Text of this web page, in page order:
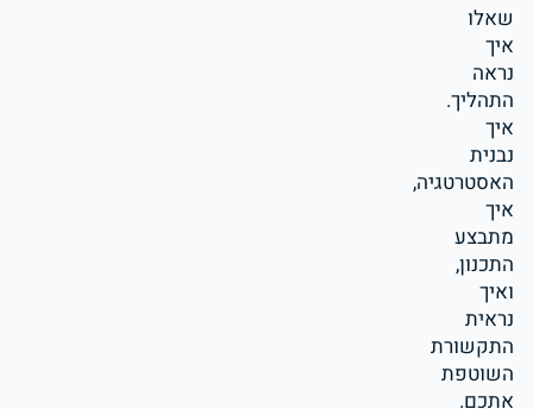
שאלו
איך
נראה
התהליך.
איך
נבנית
האסטרטגיה,
איך
מתבצע
התכנון,
ואיך
נראית
התקשורת
השוטפת
אתכם.